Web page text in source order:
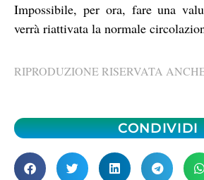
Impossibile, per ora, fare una
verrà riattivata la normale
RIPRODUZIONE RISERVATA
CONDIVIDI